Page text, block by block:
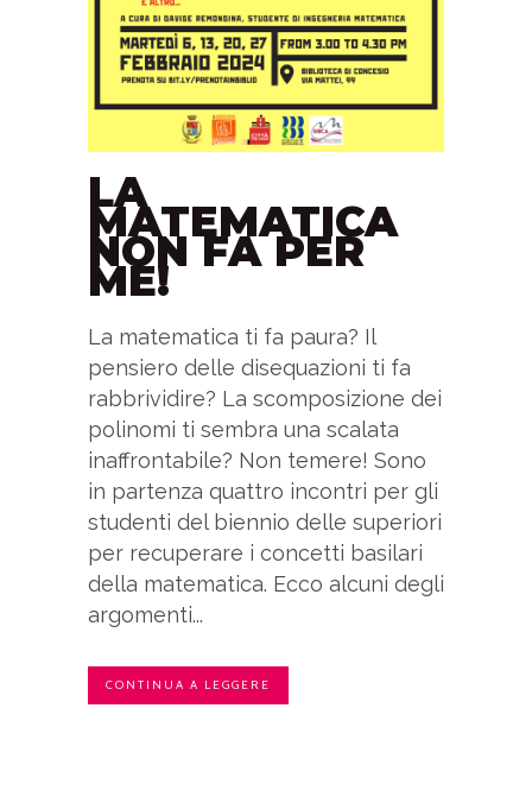
LA
MATEMATICA
NON FA PER
ME!
La matematica ti fa paura? Il
pensiero delle disequazioni ti fa
rabbrividire? La scomposizione dei
polinomi ti sembra una scalata
inaffrontabile? Non temere! Sono
in partenza quattro incontri per gli
studenti del biennio delle superiori
per recuperare i concetti basilari
della matematica. Ecco alcuni degli
argomenti...
CONTINUA A LEGGERE